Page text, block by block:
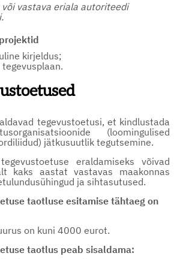
vastava eriala autoriteedi
kirjeldus;
tegevustoetusi, et kindlustada
(loomingulised
jätkusuutlik tegutsemine.
eraldamiseks võivad
kaks aastat vastavas maakonnas
ja sihtasutused.
taotluse esitamise tähtaeg on
on kuni 4000 eurot.
taotlus peab sisaldama: